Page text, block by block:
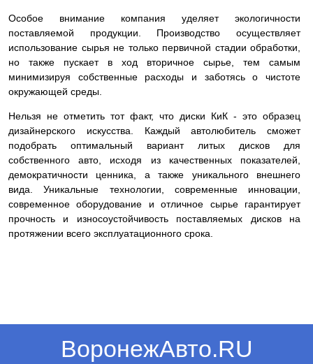
Особое внимание компания уделяет экологичности
поставляемой продукции. Производство осуществляет
использование сырья не только первичной стадии обработки,
но также пускает в ход вторичное сырье, тем самым
минимизируя собственные расходы и заботясь о чистоте
окружающей среды.
Нельзя не отметить тот факт, что диски КиК - это образец
дизайнерского искусства. Каждый автолюбитель сможет
подобрать оптимальный вариант литых дисков для
собственного авто, исходя из качественных показателей,
демократичности ценника, а также уникального внешнего
вида. Уникальные технологии, современные инновации,
современное оборудование и отличное сырье гарантирует
прочность и износоустойчивость поставляемых дисков на
протяжении всего эксплуатационного срока.
ВоронежАвто.RU